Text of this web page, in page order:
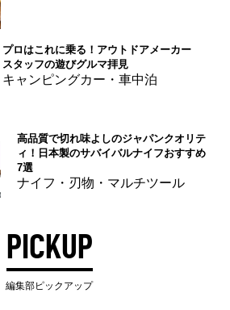
プロはこれに乗る！アウトドアメーカー
スタッフの遊びグルマ拝見
キャンピングカー・車中泊
高品質で切れ味よしのジャパンクオリテ
ィ！日本製のサバイバルナイフおすすめ
7選
ナイフ・刃物・マルチツール
PICKUP
編集部ピックアップ